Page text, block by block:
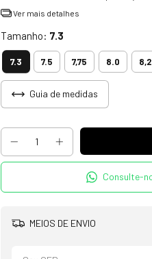
Ver mais detalhes
Tamanho: 7.3
7.3 7.5 7,75 8.0
Guia de medidas
Consulte-
MEIOS DE ENVIO